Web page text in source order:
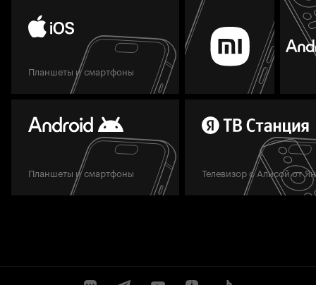
Планшеты и смартфоны
Планшеты и смартфоны Телевизор с Алисой от